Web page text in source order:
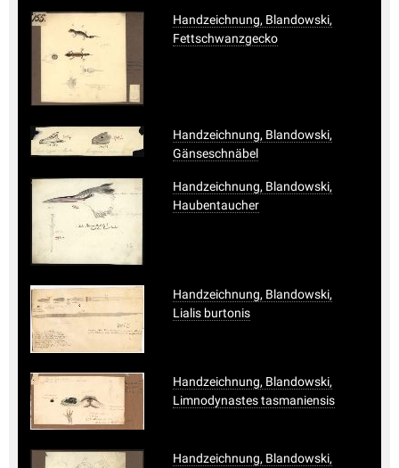
Handzeichnung, Blandowski,
Fettschwanzgecko
Handzeichnung, Blandowski,
Gänseschnäbel
Handzeichnung, Blandowski,
Haubentaucher
Handzeichnung, Blandowski,
Lialis burtonis
Handzeichnung, Blandowski,
Limnodynastes tasmaniensis
Handzeichnung, Blandowski,